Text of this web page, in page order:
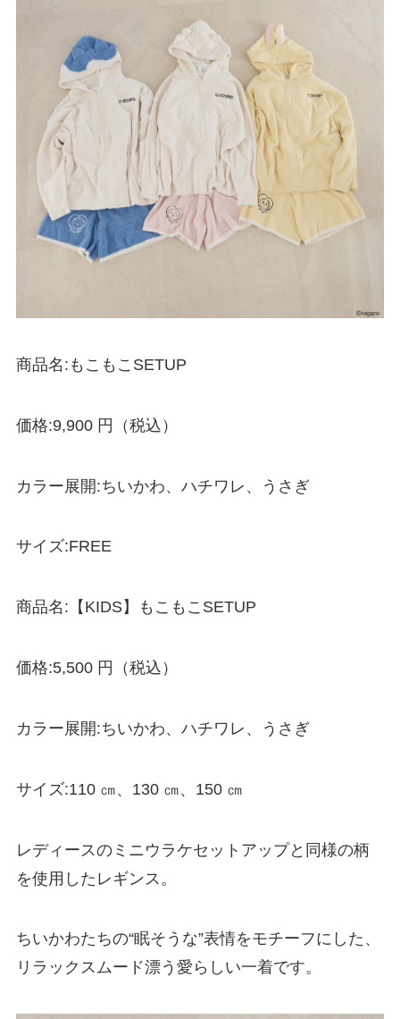
商品名:もこもこSETUP
価格:9,900 円（税込）
カラー展開:ちいかわ、ハチワレ、うさぎ
サイズ:FREE
商品名:【KIDS】もこもこSETUP
価格:5,500 円（税込）
カラー展開:ちいかわ、ハチワレ、うさぎ
サイズ:110 ㎝、130 ㎝、150 ㎝
レディースのミニウラケセットアップと同様の柄
を使用したレギンス。
ちいかわたちの“眠そうな”表情をモチーフにした、
リラックスムード漂う愛らしい一着です。